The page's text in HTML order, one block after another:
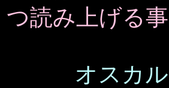
つ読み上げる
オスカ